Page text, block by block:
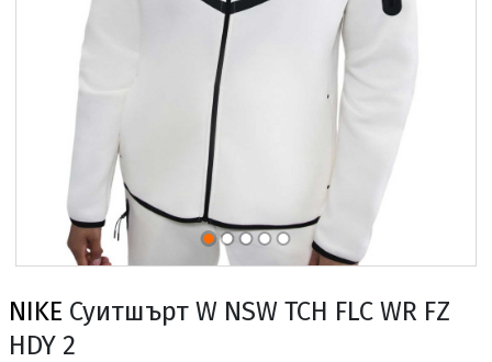
NIKE Суитшърт W NSW TCH FLC WR FZ
HDY 2